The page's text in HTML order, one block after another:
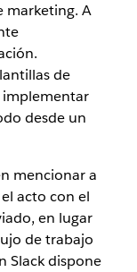
marketing. A
de
implementar
desde un
mencionar a
acto con el
en lugar
de trabajo
Slack dispone